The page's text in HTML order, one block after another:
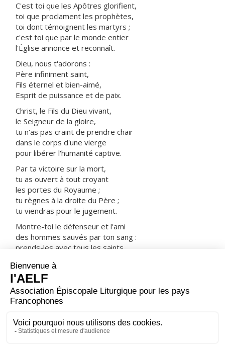
C'est toi que les Apôtres glorifient,
toi que proclament les prophètes,
toi dont témoignent les martyrs ;
c'est toi que par le monde entier
l'Église annonce et reconnaît.
Dieu, nous t'adorons :
Père infiniment saint,
Fils éternel et bien-aimé,
Esprit de puissance et de paix.
Christ, le Fils du Dieu vivant,
le Seigneur de la gloire,
tu n'as pas craint de prendre chair
dans le corps d'une vierge
pour libérer l'humanité captive.
Par ta victoire sur la mort,
tu as ouvert à tout croyant
les portes du Royaume ;
tu règnes à la droite du Père ;
tu viendras pour le jugement.
Montre-toi le défenseur et l'ami
des hommes sauvés par ton sang :
prends-les avec tous les saints
ORAISON
Dieu éternel et tout-puissant, tu nous donnes de
célébrer dans une même fête la sainteté de tous les
réponds à nos désirs, accorde-nous largement tes
grâces.